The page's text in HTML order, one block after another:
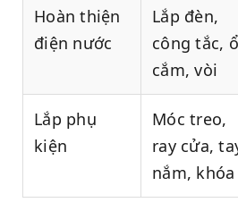
Hoàn thiện
điện nước
Lắp đèn,
công tắc, ổ
cắm, vòi
Lắp phụ
kiện
Móc treo,
ray cửa,
nắm, khóa